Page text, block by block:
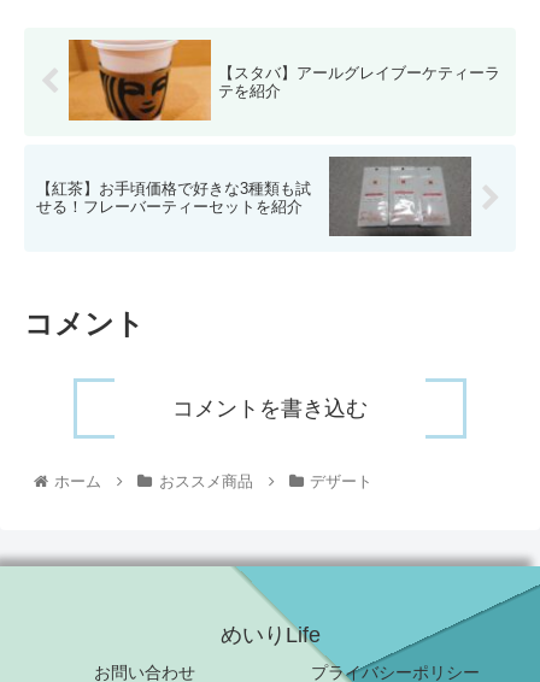
【スタバ】アールグレイブーケティーラ
テを紹介
【紅茶】お手頃価格で好きな3種類も試
せる！フレーバーティーセットを紹介
コメント
コメントを書き込む
ホーム おススメ商品 デザート
めいりLife
お問い合わせ プライバシーポリシー